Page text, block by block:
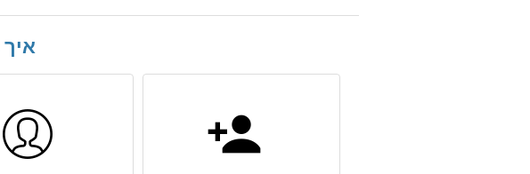
איך MexDatingGo עובד